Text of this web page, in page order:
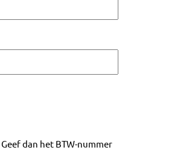
dan het BTW-nummer